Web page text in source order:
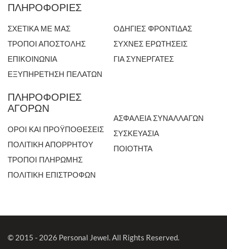
ΠΛΗΡΟΦΟΡΙΕΣ
ΣΧΕΤΙΚΑ ΜΕ ΜΑΣ
ΤΡΟΠΟΙ ΑΠΟΣΤΟΛΗΣ
ΕΠΙΚΟΙΝΩΝΙΑ
ΕΞΥΠΗΡΕΤΗΣΗ ΠΕΛΑΤΩΝ
ΟΔΗΓΙΕΣ ΦΡΟΝΤΙΔΑΣ
ΣΥΧΝΕΣ ΕΡΩΤΗΣΕΙΣ
ΓΙΑ ΣΥΝΕΡΓΑΤΕΣ
ΠΛΗΡΟΦΟΡΙΕΣ
ΑΓΟΡΩΝ
ΟΡΟΙ ΚΑΙ ΠΡΟΫΠΟΘΕΣΕΙΣ
ΠΟΛΙΤΙΚΗ ΑΠΟΡΡΗΤΟΥ
ΤΡΟΠΟΙ ΠΛΗΡΩΜΗΣ
ΠΟΛΙΤΙΚΗ ΕΠΙΣΤΡΟΦΩΝ
ΑΣΦΑΛΕΙΑ ΣΥΝΑΛΛΑΓΩΝ
ΣΥΣΚΕΥΑΣΙΑ
ΠΟΙΟΤΗΤΑ
© 2015 - 2026 Personal Jewel. All Rights Reserved.